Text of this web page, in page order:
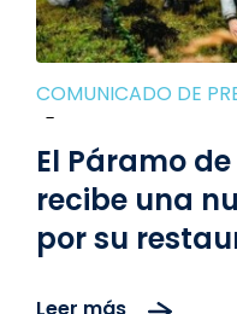
COMUNICADO DE
-
El Páramo
recibe una
por su